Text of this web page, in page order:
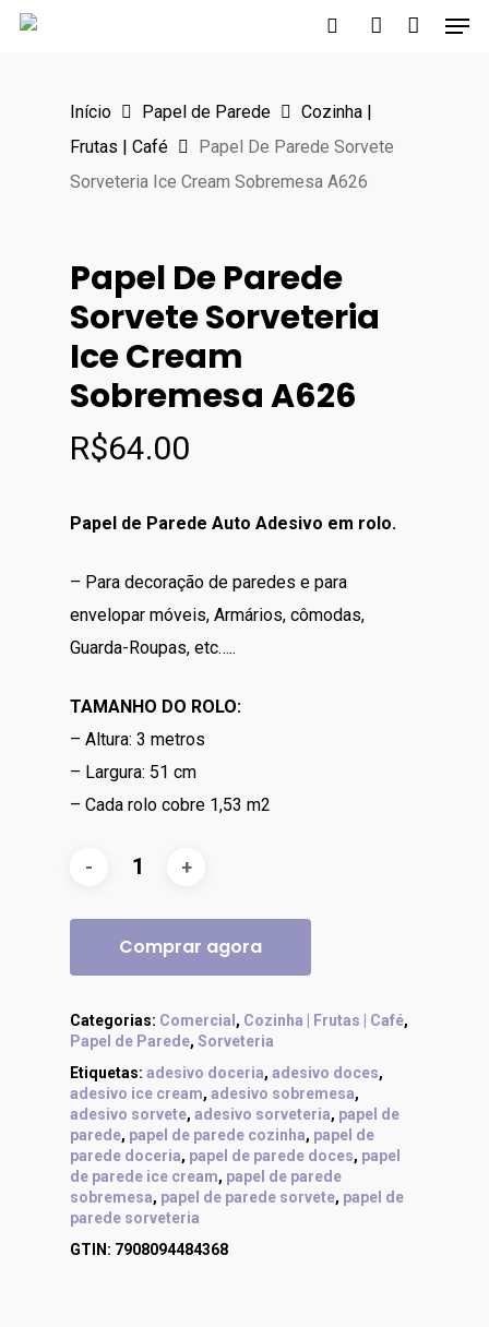
Skip
Início Papel de Parede
Cozinha |
Frutas | Café
Papel De Parede Sorvete
Sorveteria Ice Cream Sobremesa A626
Papel De Parede
Sorvete Sorveteria
Ice Cream
Sobremesa A626
R$64.00
Papel de Parede Auto Adesivo em rolo.
– Para decoração de paredes e para
envelopar móveis, Armários, cômodas,
Guarda-Roupas, etc…..
TAMANHO DO ROLO:
– Altura: 3 metros
– Largura: 51 cm
– Cada rolo cobre 1,53 m2
Comprar agora
Categorias: Comercial , Cozinha | Frutas | Café,
Papel de Parede, Sorveteria
Etiquetas: adesivo doceria, adesivo doces,
adesivo ice cream, adesivo sobremesa,
adesivo sorvete, adesivo sorveteria, papel de
parede, papel de parede cozinha, papel de
parede doceria, papel de parede doces, papel
de parede ice cream, papel de parede
sobremesa, papel de parede sorvete, papel de
parede sorveteria
GTIN: 7908094484368